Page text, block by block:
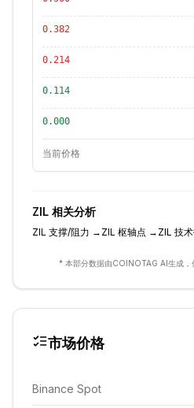
0.382
0.214
0.114
0.000
当前价格
ZIL 相关分析
ZIL 支撑/阻力 → ZIL 枢轴点 → ZIL 技
* 本部分数据由COINOTAG AI生成，
市场价格
Binance Spot